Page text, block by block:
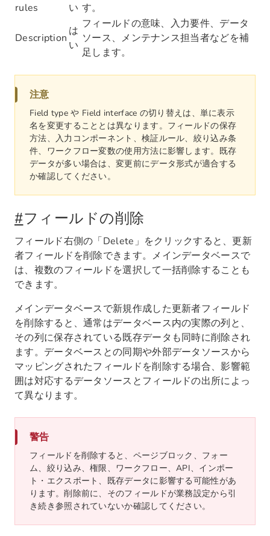
rules い す。
Description
は
い
フィールドの意味、入力要件、データ
ソース、メンテナンス担当者などを補
足します。
注意
Field type や Field interface の切り替えは、単に表示
名を変更することとは異なります。フィールドの保存
方法、入力コンポーネント、検証ルール、絞り込み条
件、ワークフロー変数の使用方法に影響します。既存
データが多い場合は、変更前にデータ形式が適合する
か確認してください。
#フィールドの削除
フィールド右側の「Delete」をクリックすると、更新
者フィールドを削除できます。メインデータベースで
は、複数のフィールドを選択して一括削除することも
できます。
メインデータベースで新規作成した更新者フィールド
を削除すると、通常はデータベース内の実際の列と、
その列に保存されている既存データも同時に削除され
ます。データベースとの同期や外部データソースから
マッピングされたフィールドを削除する場合、影響範
囲は対応するデータソースとフィールドの出所によっ
て異なります。
警告
フィールドを削除すると、ページブロック、フォー
ム、絞り込み、権限、ワークフロー、API、インポー
ト・エクスポート、既存データに影響する可能性があ
ります。削除前に、そのフィールドが業務設定から引
き続き参照されていないか確認してください。